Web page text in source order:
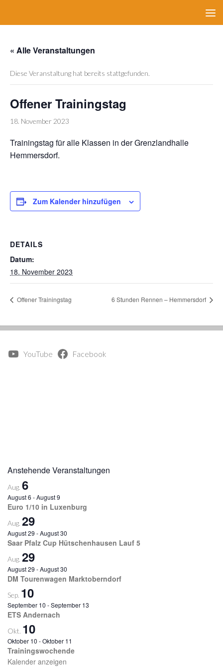
« Alle Veranstaltungen
Diese Veranstaltung hat bereits stattgefunden.
Offener Trainingstag
18. November 2023
Trainingstag für alle Klassen in der Grenzlandhalle
Hemmersdorf.
Zum Kalender hinzufügen
DETAILS
Datum:
18. November 2023
Offener Trainingstag 6 Stunden Rennen – Hemmersdorf
YouTube Facebook
Anstehende Veranstaltungen
Aug. 6
August 6 -August 9
Euro 1/10 in Luxenburg
Aug. 29
August 29 -August 30
Saar Pfalz Cup Hütschenhausen Lauf 5
Aug. 29
August 29 -August 30
DM Tourenwagen Marktoberndorf
Sep. 10
September 10 -September 13
ETS Andernach
Okt. 10
Oktober 10 -Oktober 11
Trainingswochende
Kalender anzeigen